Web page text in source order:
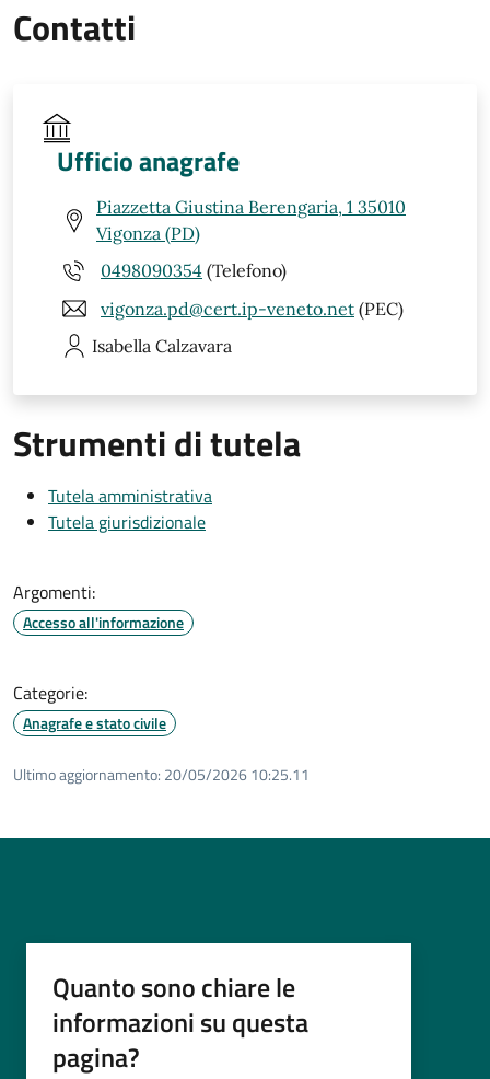
Contatti
Ufficio anagrafe
Piazzetta Giustina Berengaria, 1 35010
Vigonza (PD)
0498090354 (Telefono)
vigonza.pd@cert.ip-veneto.net (PEC)
Isabella Calzavara
Strumenti di tutela
Tutela amministrativa
Tutela giurisdizionale
Argomenti:
Accesso all'informazione
Categorie:
Anagrafe e stato civile
Ultimo aggiornamento: 20/05/2026 10:25.11
Quanto sono chiare le
informazioni su questa
pagina?